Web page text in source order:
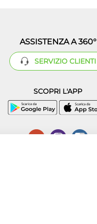
ASSISTENZA A 360°
SERVIZIO CLIENTI
SCOPRI L'APP